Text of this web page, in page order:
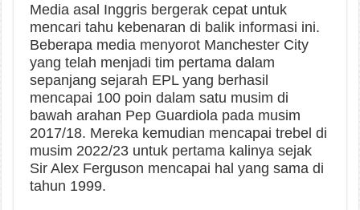
Media asal Inggris bergerak cepat untuk
mencari tahu kebenaran di balik informasi ini.
Beberapa media menyorot Manchester City
yang telah menjadi tim pertama dalam
sepanjang sejarah EPL yang berhasil
mencapai 100 poin dalam satu musim di
bawah arahan Pep Guardiola pada musim
2017/18. Mereka kemudian mencapai trebel di
musim 2022/23 untuk pertama kalinya sejak
Sir Alex Ferguson mencapai hal yang sama di
tahun 1999.